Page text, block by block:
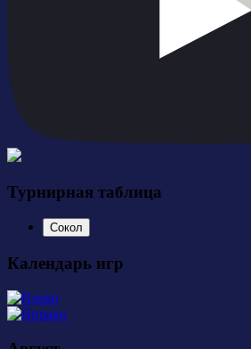
Турнирная таблица
Сокол
Календарь игр